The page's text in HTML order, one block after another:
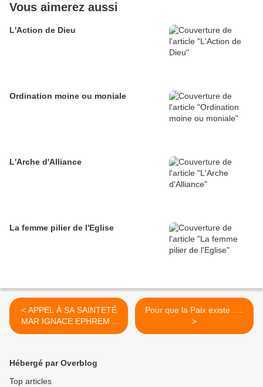
Vous aimerez aussi
L'Action de Dieu
Ordination moine ou moniale
L'Arche d'Alliance
La femme pilier de l'Eglise
< APPEL À SA SAINTETÉ
MAR IGNACE EPHREM II
PATRIARCHE D'ANTIOCHE
Pour que la Paix existe .....
>
Hébergé par Overblog
Top articles